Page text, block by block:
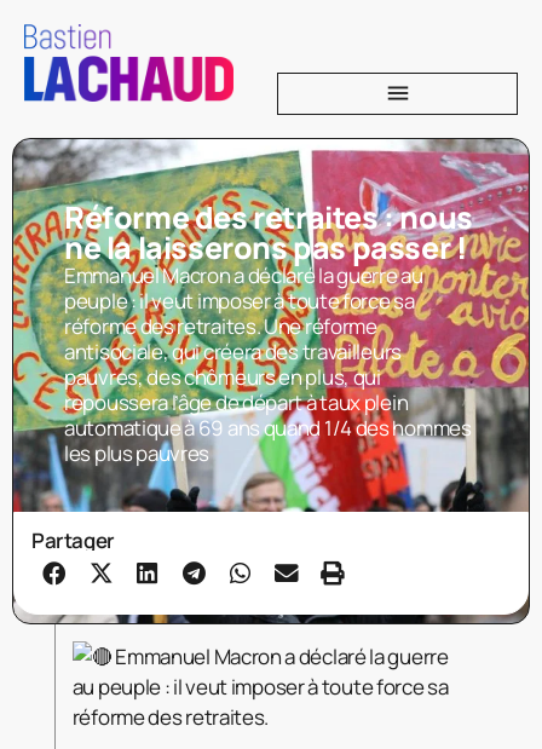
Réforme des retraites : nous
ne la laisserons pas passer !
Emmanuel Macron a déclaré la guerre au
peuple : il veut imposer à toute force sa
réforme des retraites. Une réforme
antisociale, qui créera des travailleurs
pauvres, des chômeurs en plus, qui
repoussera l’âge de départ à taux plein
automatique à 69 ans quand 1/4 des hommes
les plus pauvres
Partager
Emmanuel Macron a déclaré la guerre
au peuple : il veut imposer à toute force sa
réforme des retraites.